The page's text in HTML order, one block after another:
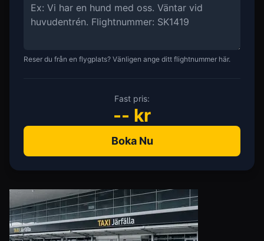
Reser du från en flygplats? Vänligen ange ditt flightnummer här.
Fast pris:
-- kr
Boka Nu